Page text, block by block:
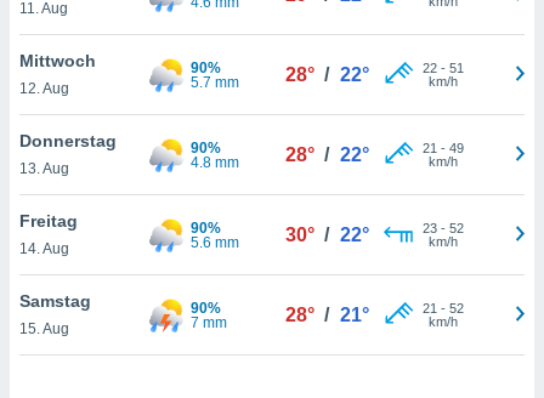
der
weiterhin
11. Aug
Mittwoch
12. Aug
90%
5.7 mm
28° / 22° 22- 51
km/h
Donnerstag
13. Aug
90%
4.8 mm
28° / 22° 21 - 49
km/h
Freitag
14. Aug
90%
5.6 mm
30° / 22° 23- 52
km/h
Samstag
15. Aug
90%
7 mm
28° / 21° 21 - 52
km/h